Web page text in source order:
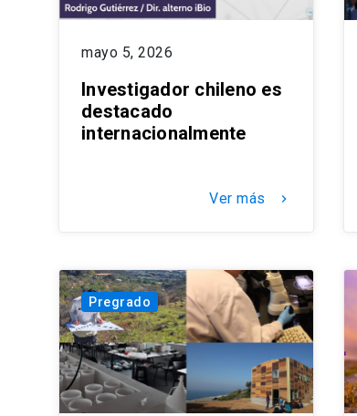
mayo 5, 2026
Investigador chileno es
destacado
internacionalmente
Ver más keyboard_arrow_right
Pregrado